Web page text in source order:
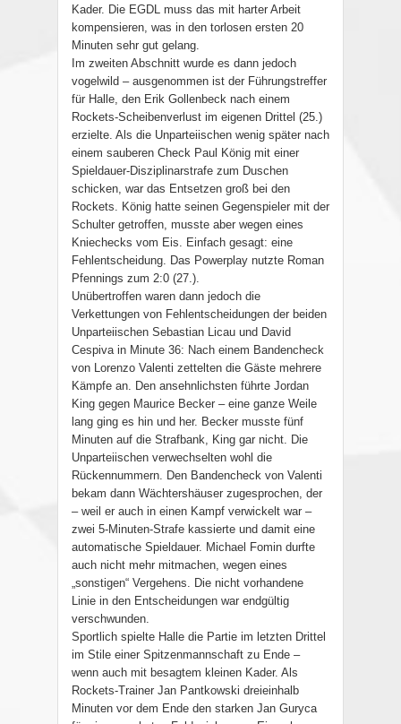
Kader. Die EGDL muss das mit harter Arbeit
kompensieren, was in den torlosen ersten 20
Minuten sehr gut gelang.
Im zweiten Abschnitt wurde es dann jedoch
vogelwild – ausgenommen ist der Führungstreffer
für Halle, den Erik Gollenbeck nach einem
Rockets-Scheibenverlust im eigenen Drittel (25.)
erzielte. Als die Unparteiischen wenig später nach
einem sauberen Check Paul König mit einer
Spieldauer-Disziplinarstrafe zum Duschen
schicken, war das Entsetzen groß bei den
Rockets. König hatte seinen Gegenspieler mit der
Schulter getroffen, musste aber wegen eines
Kniechecks vom Eis. Einfach gesagt: eine
Fehlentscheidung. Das Powerplay nutzte Roman
Pfennings zum 2:0 (27.).
Unübertroffen waren dann jedoch die
Verkettungen von Fehlentscheidungen der beiden
Unparteiischen Sebastian Licau und David
Cespiva in Minute 36: Nach einem Bandencheck
von Lorenzo Valenti zettelten die Gäste mehrere
Kämpfe an. Den ansehnlichsten führte Jordan
King gegen Maurice Becker – eine ganze Weile
lang ging es hin und her. Becker musste fünf
Minuten auf die Strafbank, King gar nicht. Die
Unparteiischen verwechselten wohl die
Rückennummern. Den Bandencheck von Valenti
bekam dann Wächtershäuser zugesprochen, der
– weil er auch in einen Kampf verwickelt war –
zwei 5-Minuten-Strafe kassierte und damit eine
automatische Spieldauer. Michael Fomin durfte
auch nicht mehr mitmachen, wegen eines
„sonstigen“ Vergehens. Die nicht vorhandene
Linie in den Entscheidungen war endgültig
verschwunden.
Sportlich spielte Halle die Partie im letzten Drittel
im Stile einer Spitzenmannschaft zu Ende –
wenn auch mit besagtem kleinen Kader. Als
Rockets-Trainer Jan Pantkowski dreieinhalb
Minuten vor dem Ende den starken Jan Guryca